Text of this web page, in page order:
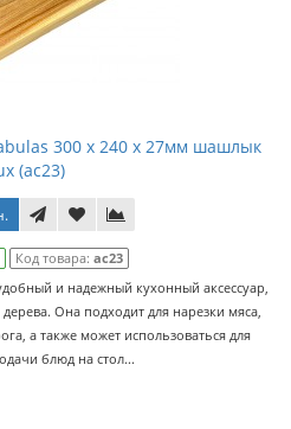
300 x 240 x 27мм шашлык
(ас23)
Код товара: ас23
и надежный кухонный аксессуар,
Она подходит для нарезки мяса,
а также может использоваться для
блюд на стол...